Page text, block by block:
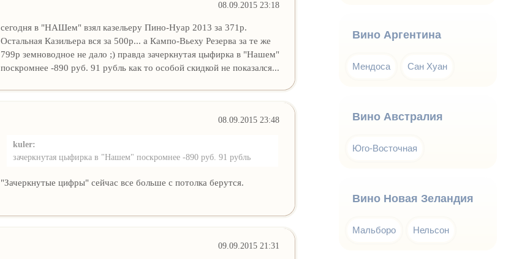
08.09.2015 23:18
сегодня в "НАШем" взял казельеру Пино-Нуар 2013 за 371р.
Остальная Казильера вся за 500р... а Кампо-Вьеху Резерва за те же
799р земноводное не дало ;) правда зачеркнутая цыфирка в "Нашем"
поскромнее -890 руб. 91 рубль как то особой скидкой не показался...
08.09.2015 23:48
kuler:
зачеркнутая цыфирка в "Нашем" поскромнее -890 руб. 91 рубль
"Зачеркнутые цифры" сейчас все больше с потолка берутся.
09.09.2015 21:31
Вино Аргентина
Мендоса Сан Хуан
Вино Австралия
Юго-Восточная
Вино Новая Зеландия
Мальборо Нельсон